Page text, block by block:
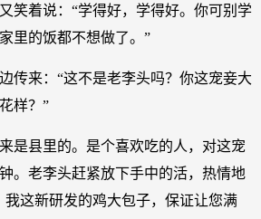
笑着说：“学得好，学得好。你可别学
里的饭都不想做了。”
传来：“这不是老李头吗？你这宠妾大
样？”
是县里的。是个喜欢吃的人，对这宠
。老李头赶紧放下手中的活，热情地
我这新研发的鸡大包子，保证让您满